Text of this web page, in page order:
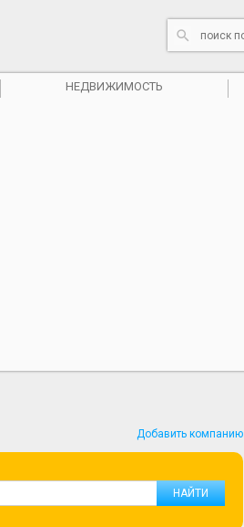
НЕДВИЖИМОСТЬ
Добавить компанию